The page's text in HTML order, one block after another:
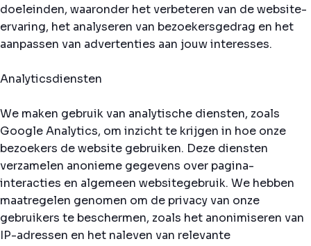
doeleinden, waaronder het verbeteren van de website-
ervaring, het analyseren van bezoekersgedrag en het
aanpassen van advertenties aan jouw interesses.
Analyticsdiensten
We maken gebruik van analytische diensten, zoals
Google Analytics, om inzicht te krijgen in hoe onze
bezoekers de website gebruiken. Deze diensten
verzamelen anonieme gegevens over pagina-
interacties en algemeen websitegebruik. We hebben
maatregelen genomen om de privacy van onze
gebruikers te beschermen, zoals het anonimiseren van
IP-adressen en het naleven van relevante